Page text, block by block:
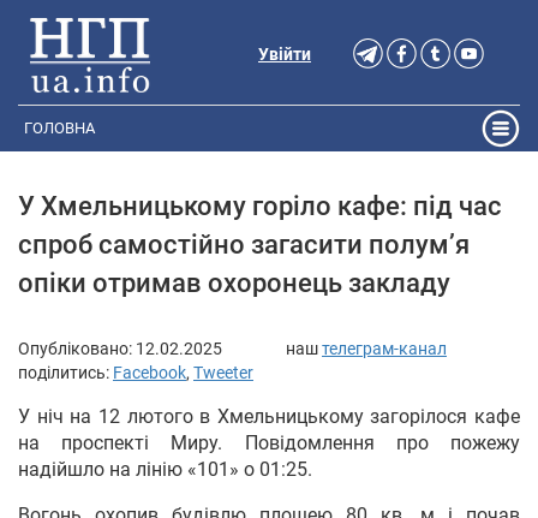
Увійти
ГОЛОВНА
У Хмельницькому горіло кафе: під час
спроб самостійно загасити полум’я
опіки отримав охоронець закладу
Опубліковано: 12.02.2025 наштелеграм-канал
поділитись: Facebook, Tweeter
У ніч на 12 лютого в Хмельницькому загорілося кафе
на проспекті Миру. Повідомлення про пожежу
надійшло на лінію «101» о 01:25.